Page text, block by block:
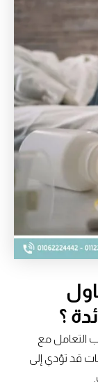
؟
التعامل مع
قد تؤدي إلى